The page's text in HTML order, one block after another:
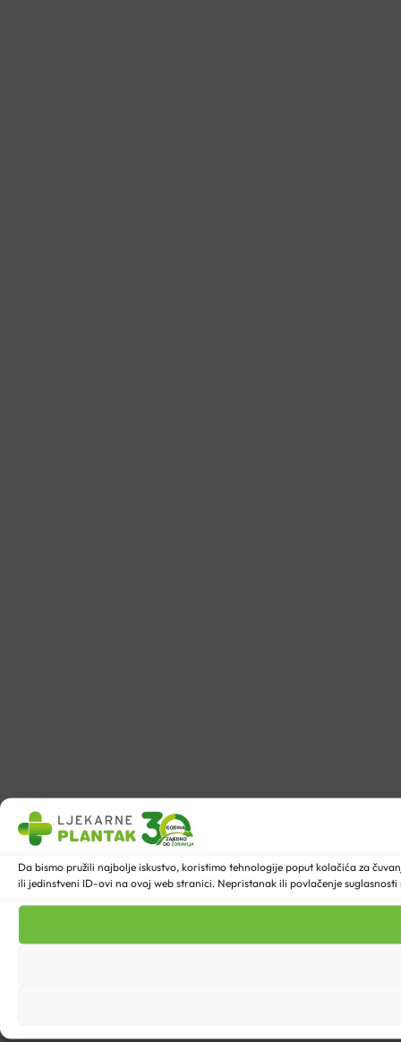
Da bismo pružili najbolje iskustvo, koristimo tehnologije poput kolačića za
ili jedinstveni ID-ovi na ovoj web stranici. Nepristanak ili povlačenje